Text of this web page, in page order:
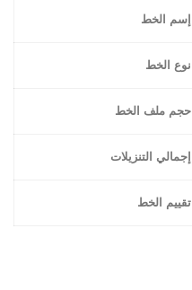
إسم الخط
نوع الخط
حجم ملف الخط
إجمالي التنزيلات
تقييم الخط